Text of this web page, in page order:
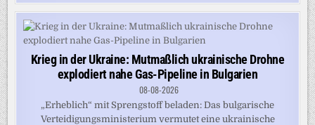
Krieg in der Ukraine: Mutmaßlich ukrainische Drohne
explodiert nahe Gas-Pipeline in Bulgarien
08-08-2026
„Erheblich“ mit Sprengstoff beladen: Das bulgarische
Verteidigungsministerium vermutet eine ukrainische